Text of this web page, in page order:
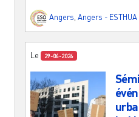
Angers Angers - ESTHUA
Le 29-06-2026